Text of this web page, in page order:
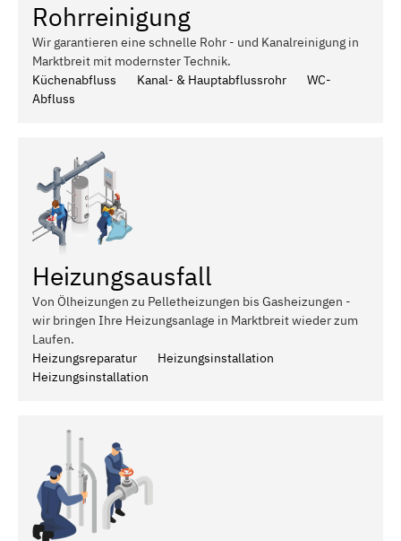
Rohrreinigung
Wir garantieren eine schnelle Rohr - und Kanalreinigung in
Marktbreit mit modernster Technik.
Küchenabfluss
Kanal- & Hauptabflussrohr
WC-
Abfluss
Heizungsausfall
Von Ölheizungen zu Pelletheizungen bis Gasheizungen -
wir bringen Ihre Heizungsanlage in Marktbreit wieder zum
Laufen.
Heizungsreparatur
Heizungsinstallation
Heizungsinstallation